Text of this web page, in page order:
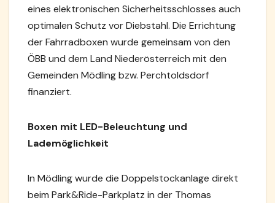
eines elektronischen Sicherheitsschlosses auch
optimalen Schutz vor Diebstahl. Die Errichtung
der Fahrradboxen wurde gemeinsam von den
ÖBB und dem Land Niederösterreich mit den
Gemeinden Mödling bzw. Perchtoldsdorf
finanziert.
Boxen mit LED-Beleuchtung und
Lademöglichkeit
In Mödling wurde die Doppelstockanlage direkt
beim Park&Ride-Parkplatz in der Thomas